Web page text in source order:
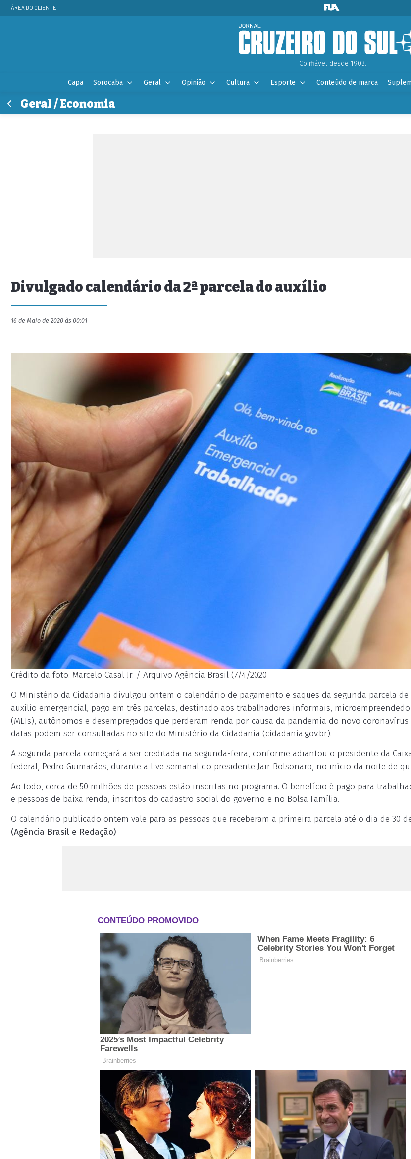
ÁREA DO CLIENTE
Confiável desde 1903.
Capa Sorocaba Geral Opinião Cultura Esporte Conteúdo de marca
Geral / Economia
Divulgado calendário da 2ª parcela do auxílio
16 de Maio de 2020 às 00:01
Crédito da foto: Marcelo Casal Jr. / Arquivo Agência Brasil (7/4/2020
O Ministério da Cidadania divulgou ontem o calendário de pagamento e saques da segunda parcela de
auxílio emergencial, pago em três parcelas, destinado aos trabalhadores informais,
(MEIs), autônomos e desempregados que perderam renda por causa da pandemia do novo coronavírus
datas podem ser consultadas no site do Ministério da Cidadania (cidadania.gov.br).
A segunda parcela começará a ser creditada na segunda-feira, conforme adiantou o presidente da
federal, Pedro Guimarães, durante a live semanal do presidente Jair Bolsonaro, no início da noite de
Ao todo, cerca de 50 milhões de pessoas estão inscritas no programa. O benefício é pago para
e pessoas de baixa renda, inscritos do cadastro social do governo e no Bolsa Família.
O calendário publicado ontem vale para as pessoas que receberam a primeira parcela até o dia de 30
(Agência Brasil e Redação)